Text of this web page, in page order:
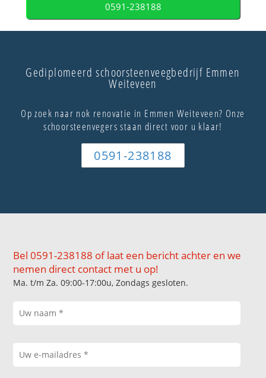
0591-238188
Gediplomeerd schoorsteenveegbedrijf Emmen
Weiteveen
Op zoek naar nok renovatie in Emmen Weiteveen? Onze
schoorsteenvegers staan direct voor u klaar!
0591-238188
Bel 0591-238188 of laat een bericht achter en we
nemen direct contact met u op!
Ma. t/m Za. 09:00-17:00u, Zondags gesloten.